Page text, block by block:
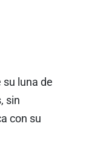
luna de
sin
con su